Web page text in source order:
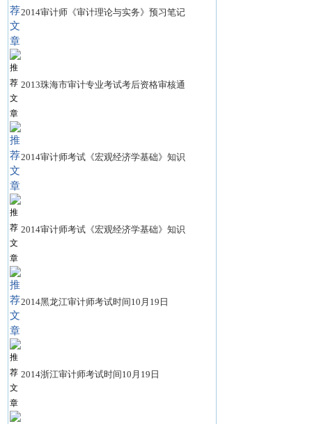
2014审计师《审计理论与实务》预习笔记
2013珠海市审计专业考试考后资格审核通
2014审计师考试《宏观经济学基础》知识
2014审计师考试《宏观经济学基础》知识
2014黑龙江审计师考试时间10月19日
2014浙江审计师考试时间10月19日